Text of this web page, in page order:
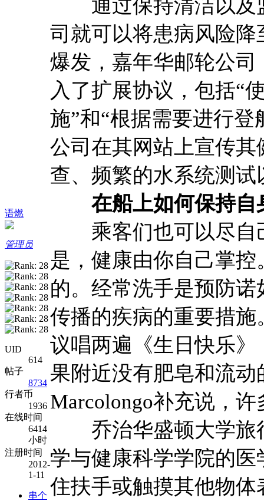
语燃
管理员
UID
614
帖子
8734
行者币
1936
在线时间
6414
小时
注册时间
2012-
1-11
串个
通过保持清洁以及
司就可以将患病风险
爆发，嘉年华邮轮公
入了扩展协议，包括“
施”和“根据需要进行
公司在其网站上宣传
查、频繁的水系统测
在船上如何保持自
乘客们也可以尽自
是，健康由你自己掌控
的。经常洗手是预防
传播的疾病的重要措
议唱两遍《生日快乐
果附近没有肥皂和流
Marcolongo补充说，
乔治华盛顿大学旅
学与健康科学学院的医
住扶手或触摸其他物